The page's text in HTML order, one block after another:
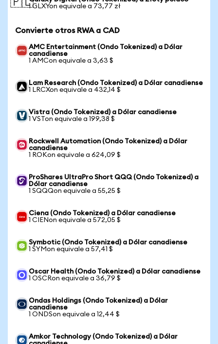
🇵🇱1 GLXYon equivale a 73,77 zł
Convierte otros RWA a CAD
AMC Entertainment (Ondo Tokenized) a Dólar
canadiense
1 AMCon equivale a 3,63 $
Lam Research (Ondo Tokenized) a Dólar canadiense
1 LRCXon equivale a 432,14 $
Vistra (Ondo Tokenized) a Dólar canadiense
1 VSTon equivale a 199,38 $
Rockwell Automation (Ondo Tokenized) a Dólar
canadiense
1 ROKon equivale a 624,09 $
ProShares UltraPro Short QQQ (Ondo Tokenized) a
Dólar canadiense
1 SQQQon equivale a 55,25 $
Ciena (Ondo Tokenized) a Dólar canadiense
1 CIENon equivale a 572,05 $
Symbotic (Ondo Tokenized) a Dólar canadiense
1 SYMon equivale a 57,41 $
Oscar Health (Ondo Tokenized) a Dólar canadiense
1 OSCRon equivale a 36,79 $
Ondas Holdings (Ondo Tokenized) a Dólar
canadiense
1 ONDSon equivale a 12,44 $
Amkor Technology (Ondo Tokenized) a Dólar